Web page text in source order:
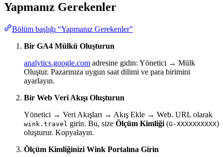
Yapmanız Gerekenler
Bölüm başlığı “Yapmanız Gerekenler”
Bir GA4 Mülkü Oluşturun
analytics.google.com adresine gidin: Yönetici → Mülk
Oluştur. Pazarınıza uygun saat dilimi ve para birimini
ayarlayın.
Bir Web Veri Akışı Oluşturun
Yönetici → Veri Akışları → Akış Ekle → Web. URL olarak
wink.travel girin. Bu, size Ölçüm Kimliği (G-XXXXXXXXXX)
oluşturur. Kopyalayın.
Ölçüm Kimliğinizi Wink Portalına Girin